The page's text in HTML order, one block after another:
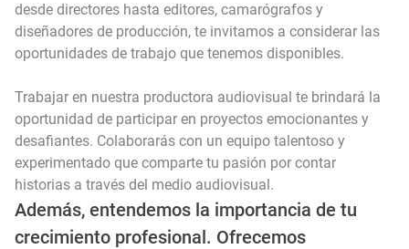
desde directores hasta editores, camarógrafos y
diseñadores de producción, te invitamos a considerar las
oportunidades de trabajo que tenemos disponibles.
Trabajar en nuestra productora audiovisual te brindará la
oportunidad de participar en proyectos emocionantes y
desafiantes. Colaborarás con un equipo talentoso y
experimentado que comparte tu pasión por contar
historias a través del medio audiovisual.
Además, entendemos la importancia de tu
crecimiento profesional. Ofrecemos